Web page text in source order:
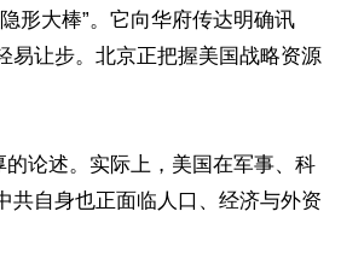
形大棒”。它向华府传达明确讯
易让步。北京正把握美国战略资源
论述。实际上，美国在军事、科
共自身也正面临人口、经济与外资